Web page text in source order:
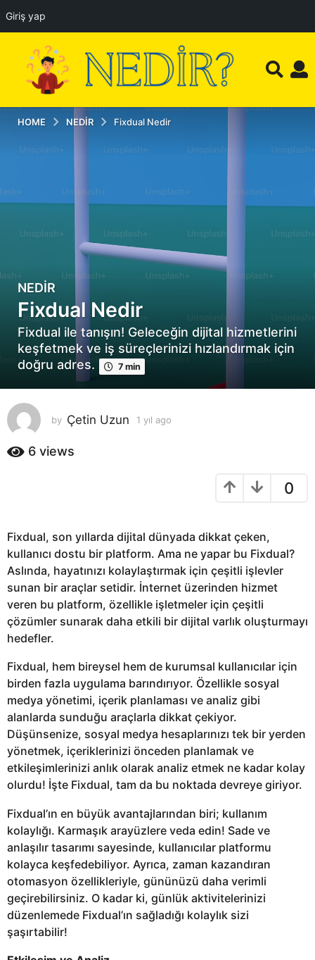
Giriş yap
HOME NEDIR Fixdual Nedir
1
y
l
a
g
o
1
y
l
NEDIR
Fixdual Nedir
Fixdual ile tanışın! Geleceğin dijital hizmetlerini
keşfetmek ve iş süreçlerinizi hızlandırmak için
doğru adres.
7 min
by Çetin Uzun 1 yıl ago
6 views
0
Fixdual, son yıllarda dijital dünyada dikkat çeken,
kullanıcı dostu bir platform. Ama ne yapar bu Fixdual?
Aslında, hayatınızı kolaylaştırmak için çeşitli işlevler
sunan bir araçlar setidir. İnternet üzerinden hizmet
veren bu platform, özellikle işletmeler için çeşitli
çözümler sunarak daha etkili bir dijital varlık oluşturmayı
hedefler.
Fixdual, hem bireysel hem de kurumsal kullanıcılar için
birden fazla uygulama barındırıyor. Özellikle sosyal
medya yönetimi, içerik planlaması ve analiz gibi
alanlarda sunduğu araçlarla dikkat çekiyor.
Düşünsenize, sosyal medya hesaplarınızı tek bir yerden
yönetmek, içeriklerinizi önceden planlamak ve
etkileşimlerinizi anlık olarak analiz etmek ne kadar kolay
olurdu! İşte Fixdual, tam da bu noktada devreye giriyor.
Fixdual’ın en büyük avantajlarından biri; kullanım
kolaylığı. Karmaşık arayüzlere veda edin! Sade ve
anlaşılır tasarımı sayesinde, kullanıcılar platformu
kolayca keşfedebiliyor. Ayrıca, zaman kazandıran
otomasyon özellikleriyle, gününüzü daha verimli
geçirebilirsiniz. O kadar ki, günlük aktivitelerinizi
düzenlemede Fixdual’ın sağladığı kolaylık sizi
şaşırtabilir!